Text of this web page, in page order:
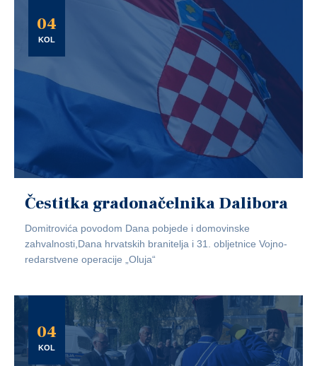
04
KOL
Čestitka gradonačelnika Dalibora
Domitrovića povodom Dana pobjede i domovinske
zahvalnosti,Dana hrvatskih branitelja i 31. obljetnice Vojno-
redarstvene operacije „Oluja“
04
KOL